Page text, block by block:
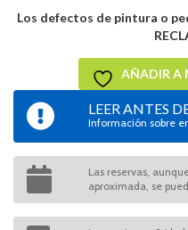
Los defectos de pintura o
AÑADIR A
LEER ANTES
Información sobre
Las reservas,
aproximada, se